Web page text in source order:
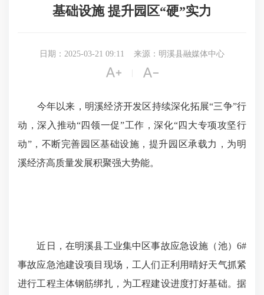
基础设施 提升园区“硬”实力
日期：2025-03-21 09:11 来源：明溪县融媒体中心
 
今年以来，明溪经济开发区持续深化拓展“三争”行
动，深入推动“四领一促”工作，深化“四大专项攻坚行
动”，不断完善园区基础设施，提升园区承载力，为明
溪经济高质量发展积聚强大势能。
近日，在明溪县工业集中区事故应急设施（池）6#
事故应急池建设项目现场，工人们正利用晴好天气抓紧
进行工程主体钢筋绑扎，为工程建设进度打好基础。据